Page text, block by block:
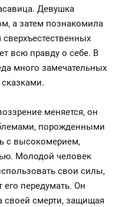
Девушка
а затем познакомила
всю правду о себе. В
много замечательных
меняется, он
порожденными
с высокомерием,
Молодой человек
свои силы,
его передумать. Он
своей смерти, защищая